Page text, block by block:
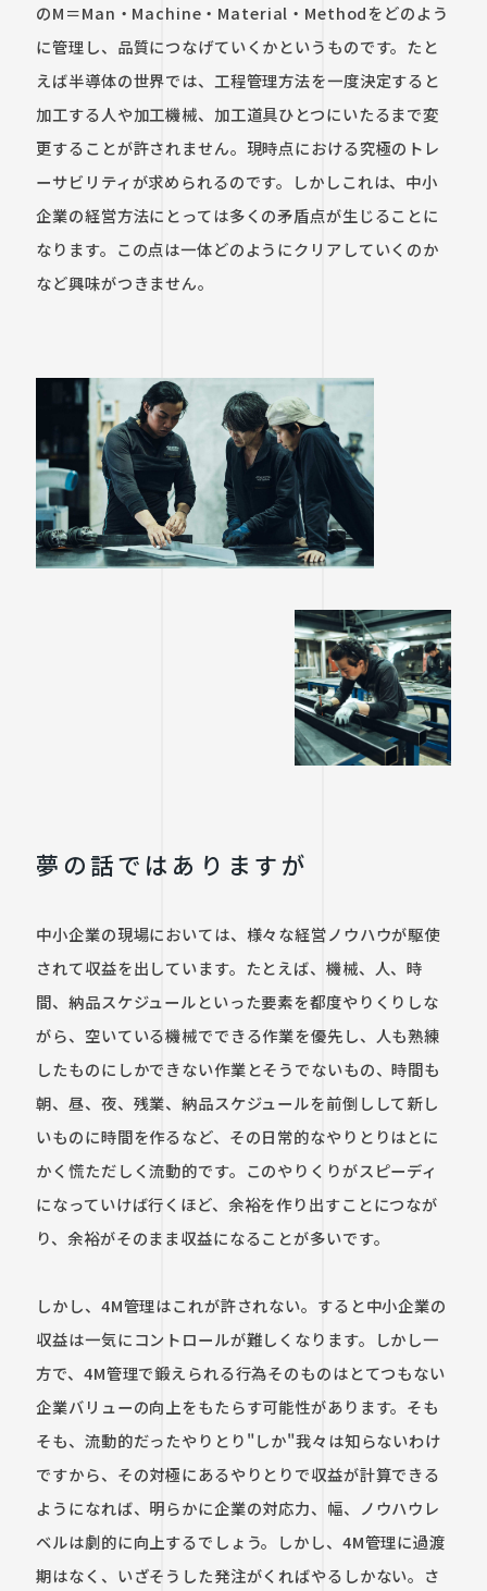
のM＝Man・Machine・Material・Methodをどのよう
に管理し、品質につなげていくかというものです。たと
えば半導体の世界では、工程管理方法を一度決定すると
加工する人や加工機械、加工道具ひとつにいたるまで変
更することが許されません。現時点における究極のトレ
ーサビリティが求められるのです。しかしこれは、中小
企業の経営方法にとっては多くの矛盾点が生じることに
なります。この点は一体どのようにクリアしていくのか
など興味がつきません。
夢の話ではありますが
中小企業の現場においては、様々な経営ノウハウが駆使
されて収益を出しています。たとえば、機械、人、時
間、納品スケジュールといった要素を都度やりくりしな
がら、空いている機械でできる作業を優先し、人も熟練
したものにしかできない作業とそうでないもの、時間も
朝、昼、夜、残業、納品スケジュールを前倒しして新し
いものに時間を作るなど、その日常的なやりとりはとに
かく慌ただしく流動的です。このやりくりがスピーディ
になっていけば行くほど、余裕を作り出すことにつなが
り、余裕がそのまま収益になることが多いです。
しかし、4M管理はこれが許されない。すると中小企業の
収益は一気にコントロールが難しくなります。しかし一
方で、4M管理で鍛えられる行為そのものはとてつもない
企業バリューの向上をもたらす可能性があります。そも
そも、流動的だったやりとり"しか"我々は知らないわけ
ですから、その対極にあるやりとりで収益が計算できる
ようになれば、明らかに企業の対応力、幅、ノウハウレ
ベルは劇的に向上するでしょう。しかし、4M管理に過渡
期はなく、いざそうした発注がくればやるしかない。さ